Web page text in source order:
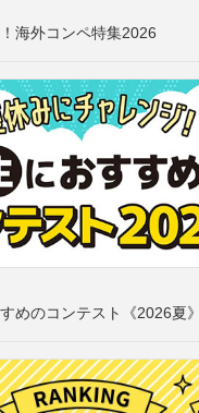
海外コンペ特集2026
めのコンテスト《2026夏》